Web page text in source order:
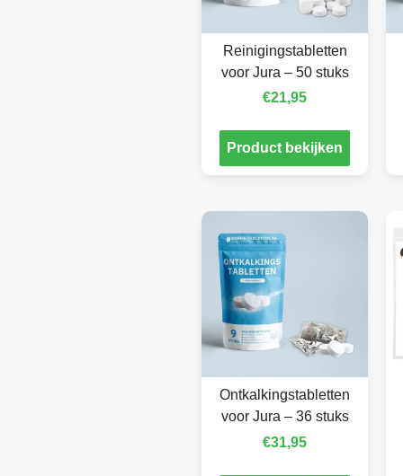
Reinigingstabletten
voor Jura – 50 stuks
€21,95
Product bekijken
Ontkalkingstabletten
voor Jura – 36 stuks
€31,95